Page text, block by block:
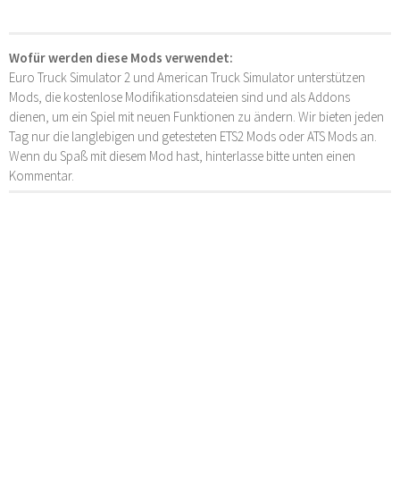
Wofür werden diese Mods verwendet:
Euro Truck Simulator 2 und American Truck Simulator unterstützen
Mods, die kostenlose Modifikationsdateien sind und als Addons
dienen, um ein Spiel mit neuen Funktionen zu ändern. Wir bieten jeden
Tag nur die langlebigen und getesteten ETS2 Mods oder ATS Mods an.
Wenn du Spaß mit diesem Mod hast, hinterlasse bitte unten einen
Kommentar.